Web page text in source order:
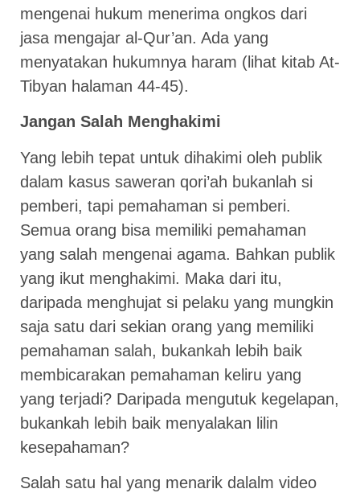
mengenai hukum menerima ongkos dari
jasa mengajar al-Qur’an. Ada yang
menyatakan hukumnya haram (lihat kitab At-
Tibyan halaman 44-45).
Jangan Salah Menghakimi
Yang lebih tepat untuk dihakimi oleh publik
dalam kasus saweran qori’ah bukanlah si
pemberi, tapi pemahaman si pemberi.
Semua orang bisa memiliki pemahaman
yang salah mengenai agama. Bahkan publik
yang ikut menghakimi. Maka dari itu,
daripada menghujat si pelaku yang mungkin
saja satu dari sekian orang yang memiliki
pemahaman salah, bukankah lebih baik
membicarakan pemahaman keliru yang
yang terjadi? Daripada mengutuk kegelapan,
bukankah lebih baik menyalakan lilin
kesepahaman?
Salah satu hal yang menarik dalalm video